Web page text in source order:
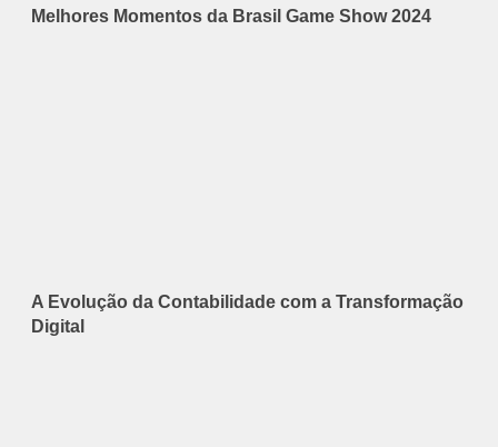
Melhores Momentos da Brasil Game Show 2024
A Evolução da Contabilidade com a Transformação
Digital